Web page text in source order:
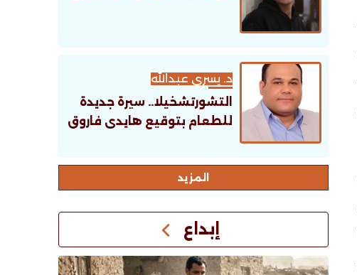
د. يسري عبدالله
التشورتشخيلا.. سيرة جديدة
للطعام بتوقيع هايدى فاروق
اﻟﻤﺰﻳﺪ
إبداع